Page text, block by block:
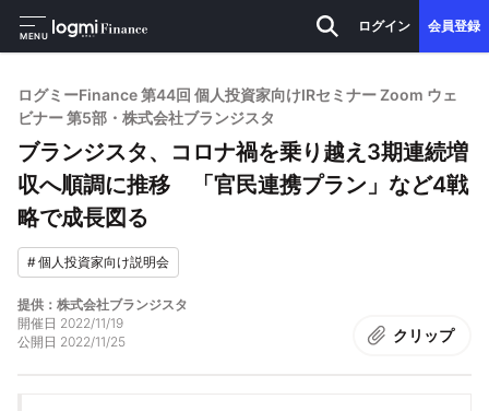
MENU
ログイン 会員登録
ログミーFinance 第44回 個人投資家向けIRセミナー Zoom ウェ
ビナー 第5部・株式会社ブランジスタ
ブランジスタ、コロナ禍を乗り越え3期連続増
収へ順調に推移 「官民連携プラン」など4戦
略で成長図る
#個人投資家向け説明会
提供：株式会社ブランジスタ
開催日 2022/11/19
公開日 2022/11/25 クリップ